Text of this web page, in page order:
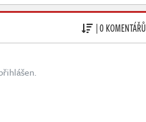
| 0 KOMENTÁŘŮ